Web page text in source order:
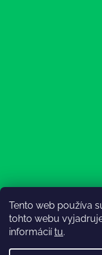
Tento web používa
tohto webu
informáciítu.
Sledovať